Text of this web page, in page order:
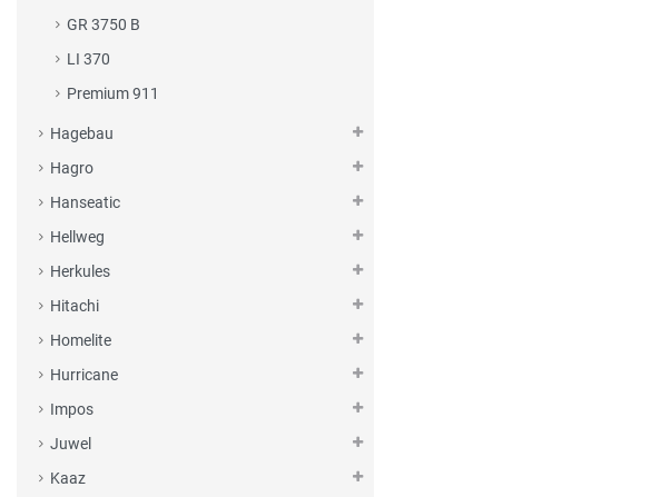
GR 3750 B
LI 370
Premium 911
Hagebau
Hagro
Hanseatic
Hellweg
Herkules
Hitachi
Homelite
Hurricane
Impos
Juwel
Kaaz